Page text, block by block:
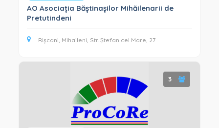
AO Asociația Băștinașilor Mihăilenarii de
Pretutindeni
Rișcani, Mihaileni, Str. Ștefan cel Mare, 27
3